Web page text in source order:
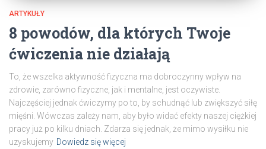
ARTYKUŁY
8 powodów, dla których Twoje
ćwiczenia nie działają
To, że wszelka aktywność fizyczna ma dobroczynny wpływ na
zdrowie, zarówno fizyczne, jak i mentalne, jest oczywiste.
Najczęściej jednak ćwiczymy po to, by schudnąć lub zwiększyć siłę
mięśni. Wówczas zależy nam, aby było widać efekty naszej ciężkiej
pracy już po kilku dniach. Zdarza się jednak, że mimo wysiłku nie
uzyskujemy Dowiedz się więcej